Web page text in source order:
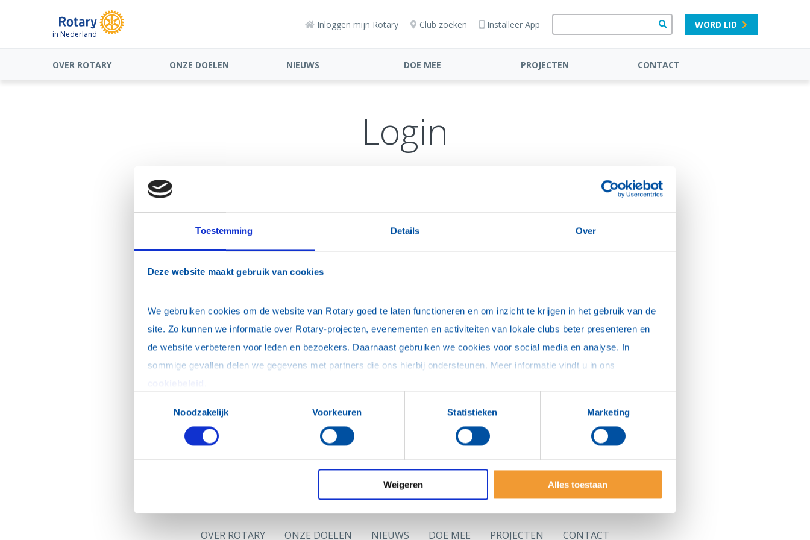
Toestemming Details Over
Deze website maakt gebruik van cookies
We gebruiken cookies om de website van Rotary goed te laten functioneren en om inzicht te krijgen in het gebruik van de
site. Zo kunnen we informatie over Rotary-projecten, evenementen en activiteiten van lokale clubs beter presenteren en
de website verbeteren voor leden en bezoekers. Daarnaast gebruiken we cookies voor social media en analyse. In
Noodzakelijk
Voorkeuren Statistieken Marketing
Weigeren Alles toestaan
in Nederland
Inloggen mijn Rotary Club zoeken Installeer App WORD LID
OVER ROTARY ONZE DOELEN NIEUWS DOE MEE PROJECTEN CONTACT
Login
Verstuur
Hulp bij wachtwoord aanvragen
Na het versturen van jouw e-mailadres ontvang je per e-mail een link via welke je een
Heb je geen e-mailadres of is jouw e-mailadres niet bekend in de ledenadministratie?
Neem dan contact op met (de secretaris van) jouw club om eerst voor jou in de
ledenadministratie jouw e-mailadres in te vullen.
OVER ROTARY ONZE DOELEN NIEUWS DOE MEE PROJECTEN CONTACT